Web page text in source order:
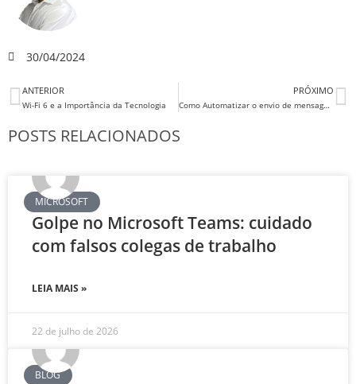
30/04/2024
ANTERIOR
Wi-Fi 6 e a Importância da Tecnologia
PRÓXIMO
Como Automatizar o envio de mensagens no Microsoft Teams ao criar tarefas no Planner
POSTS RELACIONADOS
MICROSOFT
Golpe no Microsoft Teams: cuidado
com falsos colegas de trabalho
LEIA MAIS »
22 de julho de 2026
BLOG